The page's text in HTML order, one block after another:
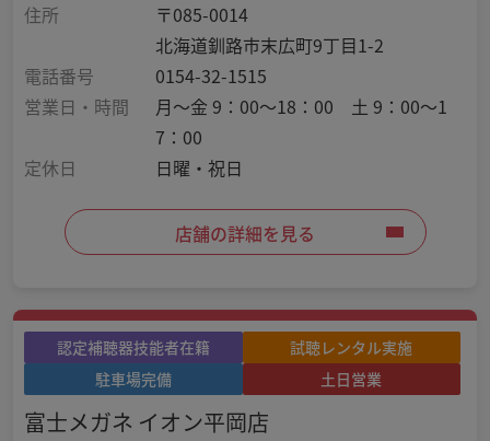
住所
〒085-0014
北海道釧路市末広町9丁目1-2
電話番号
0154-32-1515
営業日・時間
月～金 9：00～18：00 土 9：00～1
7：00
定休日
日曜・祝日
店舗の詳細を見る
認定補聴器技能者在籍
試聴レンタル実施
駐車場完備
土日営業
富士メガネ イオン平岡店